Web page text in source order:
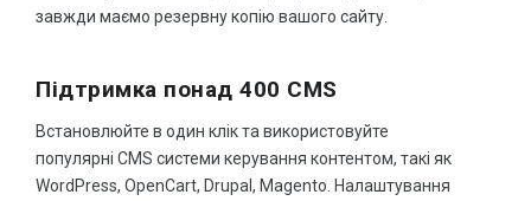
завжди маємо резервну копію вашого сайту.
Підтримка понад 400 CMS
Встановлюйте в один клік та використовуйте
популярні CMS системи керування контентом, такі як
WordPress, OpenCart, Drupal, Magento. Налаштування